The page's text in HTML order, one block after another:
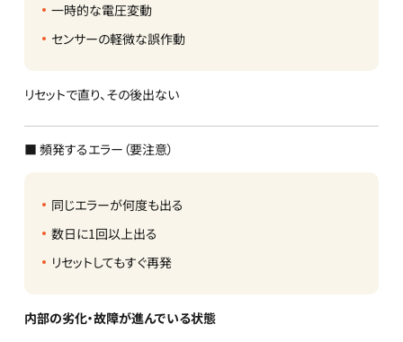
一時的な電圧変動
センサーの軽微な誤作動
リセットで直り、その後出ない
■ 頻発するエラー（要注意）
同じエラーが何度も出る
数日に1回以上出る
リセットしてもすぐ再発
内部の劣化・故障が進んでいる状態